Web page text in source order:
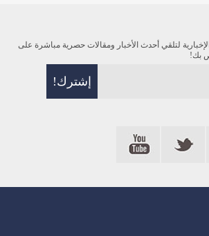
لتلقي أحدث الأخبار ومقالات حصرية مباشرة على
بك!